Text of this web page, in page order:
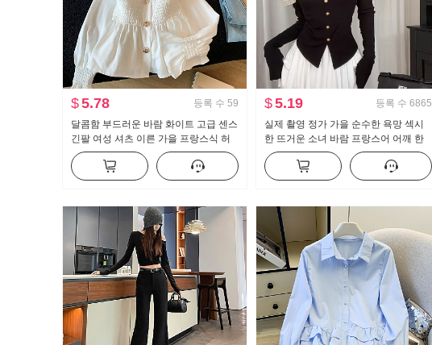
$5.78 등록 수 59
달콤함 부드러운 바람 화이트 고급 센스
긴팔 여성 셔츠 이른 가을 프랑스식 허
리 수축 슬림해 보이는 맨위
$5.19 등록 수 6865
실제 촬영 정가 가을 순수한 욕망 섹시
한 뜨거운 소녀 바람 프랑스어 어깨 한
개 긴 소매 티셔츠 여자 프릴 허리 맨위